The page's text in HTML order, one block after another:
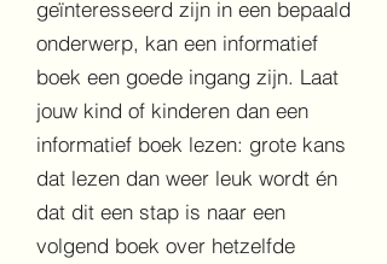
geïnteresseerd zijn in een bepaald
onderwerp, kan een informatief
boek een goede ingang zijn. Laat
jouw kind of kinderen dan een
informatief boek lezen: grote kans
dat lezen dan weer leuk wordt én
dat dit een stap is naar een
volgend boek over hetzelfde